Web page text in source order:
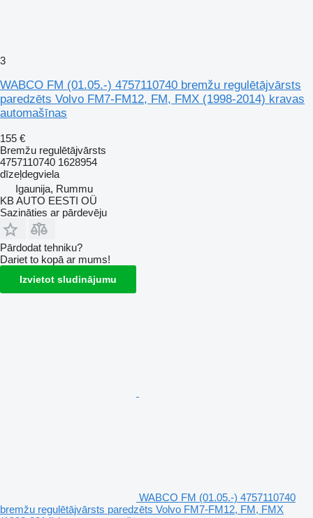
3
WABCO FM (01.05.-) 4757110740 bremžu regulētājvārsts
paredzēts Volvo FM7-FM12, FM, FMX (1998-2014) kravas
automašīnas
155 €
Bremžu regulētājvārsts
4757110740 1628954
dīzeļdegviela
Igaunija, Rummu
KB AUTO EESTI OÜ
Sazināties ar pārdevēju
Pārdodat tehniku?
Dariet to kopā ar mums!
Izvietot sludinājumu
WABCO FM (01.05.-) 4757110740
bremžu regulētājvārsts paredzēts Volvo FM7-FM12, FM, FMX